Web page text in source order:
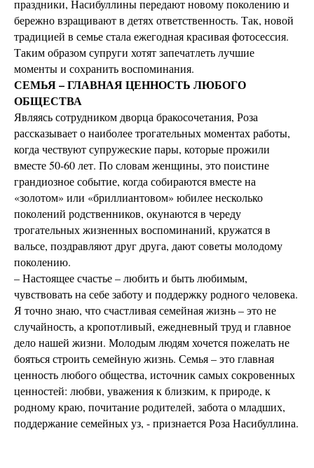
праздники, Насибуллины передают новому поколению и
бережно взращивают в детях ответственность. Так, новой
традицией в семье стала ежегодная красивая фотосессия.
Таким образом супруги хотят запечатлеть лучшие
моменты и сохранить воспоминания.
СЕМЬЯ – ГЛАВНАЯ ЦЕННОСТЬ ЛЮБОГО
ОБЩЕСТВА
Являясь сотрудником дворца бракосочетания, Роза
рассказывает о наиболее трогательных моментах работы,
когда чествуют супружеские пары, которые прожили
вместе 50-60 лет. По словам женщины, это поистине
грандиозное событие, когда собираются вместе на
«золотом» или «бриллиантовом» юбилее несколько
поколений родственников, окунаются в череду
трогательных жизненных воспоминаний, кружатся в
вальсе, поздравляют друг друга, дают советы молодому
поколению.
– Настоящее счастье – любить и быть любимым,
чувствовать на себе заботу и поддержку родного человека.
Я точно знаю, что счастливая семейная жизнь – это не
случайность, а кропотливый, ежедневный труд и главное
дело нашей жизни. Молодым людям хочется пожелать не
бояться строить семейную жизнь. Семья – это главная
ценность любого общества, источник самых сокровенных
ценностей: любви, уважения к близким, к природе, к
родному краю, почитание родителей, забота о младших,
поддержание семейных уз, - признается Роза Насибуллина.